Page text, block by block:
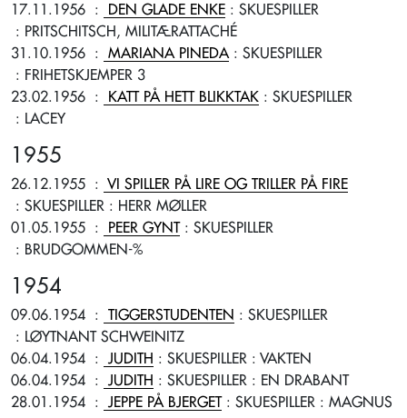
17.11.1956 : DEN GLADE ENKE : SKUESPILLER
: PRITSCHITSCH, MILITÆRATTACHÉ
31.10.1956 : MARIANA PINEDA : SKUESPILLER
: FRIHETSKJEMPER 3
23.02.1956 : KATT PÅ HETT BLIKKTAK : SKUESPILLER
: LACEY
1955
26.12.1955 :
VI SPILLER PÅ LIRE OG TRILLER PÅ FIRE
: SKUESPILLER : HERR MØLLER
01.05.1955 : PEER GYNT: SKUESPILLER
: BRUDGOMMEN-%
1954
09.06.1954 : TIGGERSTUDENTEN : SKUESPILLER
: LØYTNANT SCHWEINITZ
06.04.1954 : JUDITH : SKUESPILLER : VAKTEN
06.04.1954 : JUDITH : SKUESPILLER : EN DRABANT
28.01.1954 : JEPPE PÅ BJERGET: SKUESPILLER : MAGNUS